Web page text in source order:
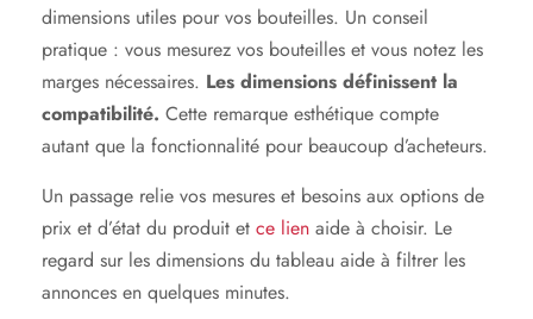
dimensions utiles pour vos bouteilles. Un conseil
pratique : vous mesurez vos bouteilles et vous notez les
marges nécessaires. Les dimensions définissent la
compatibilité. Cette remarque esthétique compte
autant que la fonctionnalité pour beaucoup d’acheteurs.
Un passage relie vos mesures et besoins aux options de
prix et d’état du produit et ce lien aide à choisir. Le
regard sur les dimensions du tableau aide à filtrer les
annonces en quelques minutes.